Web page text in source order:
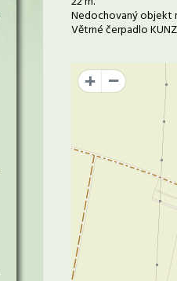
Nedochovaný objekt
Větrné čerpadlo
+